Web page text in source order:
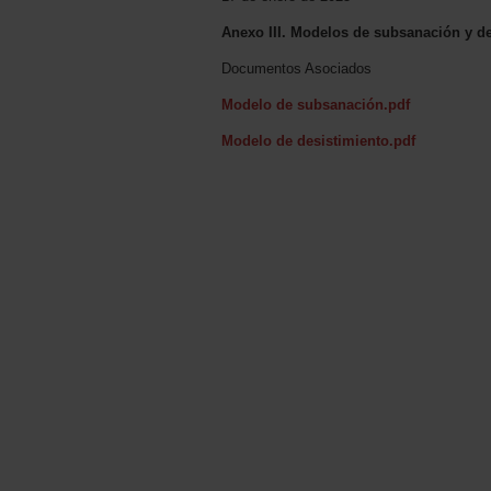
Anexo III. Modelos de subsanación y
Documentos Asociados
Modelo de subsanación.pdf
Modelo de desistimiento.pdf